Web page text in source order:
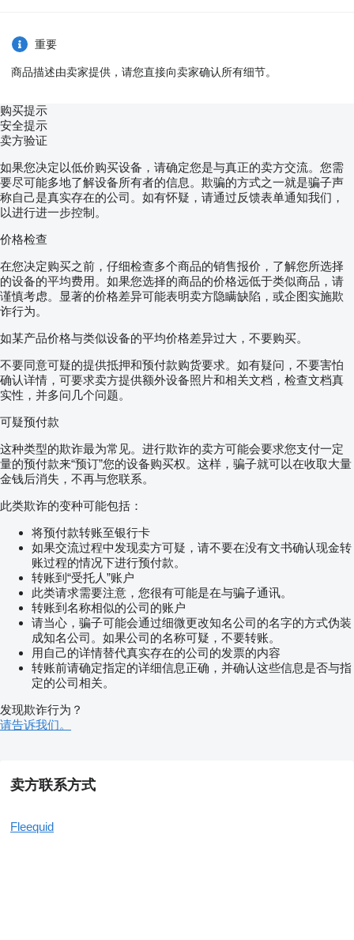
重要
商品描述由卖家提供，请您直接向卖家确认所有细节。
购买提示
安全提示
卖方验证
如果您决定以低价购买设备，请确定您是与真正的卖方交流。您需
要尽可能多地了解设备所有者的信息。欺骗的方式之一就是骗子声
称自己是真实存在的公司。如有怀疑，请通过反馈表单通知我们，
以进行进一步控制。
价格检查
在您决定购买之前，仔细检查多个商品的销售报价，了解您所选择
的设备的平均费用。如果您选择的商品的价格远低于类似商品，请
谨慎考虑。显著的价格差异可能表明卖方隐瞒缺陷，或企图实施欺
诈行为。
如某产品价格与类似设备的平均价格差异过大，不要购买。
不要同意可疑的提供抵押和预付款购货要求。如有疑问，不要害怕
确认详情，可要求卖方提供额外设备照片和相关文档，检查文档真
实性，并多问几个问题。
可疑预付款
这种类型的欺诈最为常见。进行欺诈的卖方可能会要求您支付一定
量的预付款来“预订”您的设备购买权。这样，骗子就可以在收取大量
金钱后消失，不再与您联系。
此类欺诈的变种可能包括：
将预付款转账至银行卡
如果交流过程中发现卖方可疑，请不要在没有文书确认现金转
账过程的情况下进行预付款。
转账到“受托人”账户
此类请求需要注意，您很有可能是在与骗子通讯。
转账到名称相似的公司的账户
请当心，骗子可能会通过细微更改知名公司的名字的方式伪装
成知名公司。如果公司的名称可疑，不要转账。
用自己的详情替代真实存在的公司的发票的内容
转账前请确定指定的详细信息正确，并确认这些信息是否与指
定的公司相关。
发现欺诈行为？
请告诉我们。
卖方联系方式
Fleequid